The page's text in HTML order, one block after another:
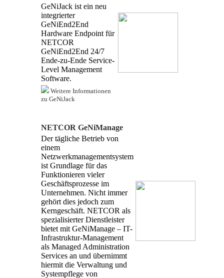
GeNiJack ist ein neu
integrierter
GeNiEnd2End
Hardware Endpoint für
NETCOR
GeNiEnd2End 24/7
Ende-zu-Ende Service-
Level Management
Software.
Weitere Informationen
zu GeNiJack
NETCOR GeNiManage
Der tägliche Betrieb von
einem
Netzwerkmanagementsystem
ist Grundlage für das
Funktionieren vieler
Geschäftsprozesse im
Unternehmen. Nicht immer
gehört dies jedoch zum
Kerngeschäft. NETCOR als
spezialisierter Dienstleister
bietet mit GeNiManage – IT-
Infrastruktur-Management
als Managed Administration
Services an und übernimmt
hiermit die Verwaltung und
Systempflege von